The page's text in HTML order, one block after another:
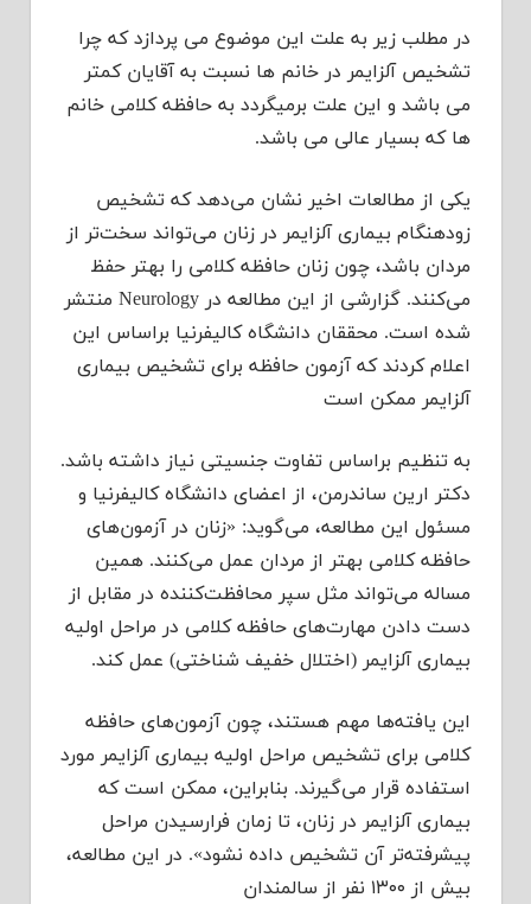
در مطلب زیر به علت این موضوع می پردازد که چرا
تشخیص آلزایمر در خانم ها نسبت به آقایان کمتر
می باشد و این علت برمیگردد به حافظه کلامی خانم
ها که بسیار عالی می باشد.
یکی از مطالعات اخیر نشان می‌دهد که تشخیص
زودهنگام بیماری آلزایمر در زنان می‌تواند سخت‌تر از
مردان باشد، چون زنان حافظه کلامی را بهتر حفظ
می‌کنند. گزارشی از این مطالعه در Neurology منتشر
شده است. محققان دانشگاه کالیفرنیا براساس این
اعلام کردند که آزمون حافظه برای تشخیص بیماری
آلزایمر ممکن است
به تنظیم براساس تفاوت جنسیتی نیاز داشته باشد.
دکتر ارین ساندرمن، از اعضای دانشگاه کالیفرنیا و
مسئول این مطالعه، می‌گوید: «زنان در آزمون‌های
حافظه کلامی بهتر از مردان عمل می‌کنند. همین
مساله می‌تواند مثل سپر محافظت‌کننده در مقابل از
دست دادن مهارت‌های حافظه کلامی در مراحل اولیه
بیماری آلزایمر (اختلال خفیف شناختی) عمل کند.
این یافته‌ها مهم هستند، چون آزمون‌های حافظه
کلامی برای تشخیص مراحل اولیه بیماری آلزایمر مورد
استفاده قرار می‌گیرند. بنابراین، ممکن است که
بیماری آلزایمر در زنان، تا زمان فرارسیدن مراحل
پیشرفته‌تر آن تشخیص داده نشود». در این مطالعه،
بیش از ۱۳۰۰ نفر از سالمندان